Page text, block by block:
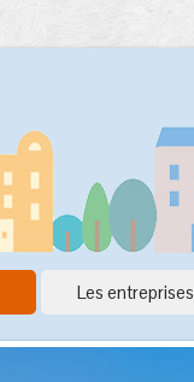
Les entreprises